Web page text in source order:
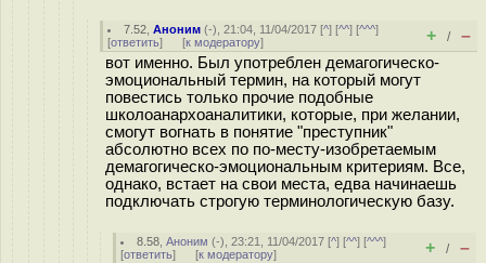
7.52 ,Аноним (-), 21:04, 11/04/2017 [^] [^^] [^^^]
[ответить] [к модератору] + / –
вот именно. Был употреблен демагогическо-
эмоциональный термин, на который могут
повестись только прочие подобные
школоанархоаналитики, которые, при желании,
смогут вогнать в понятие "преступник"
абсолютно всех по по-месту-изобретаемым
демагогическо-эмоциональным критериям. Все,
однако, встает на свои места, едва начинаешь
подключать строгую терминологическую базу.
8.58 ,Аноним (-), 23:21, 11/04/2017 [^] [^^] [^^^]
[ответить] [к модератору] + / –